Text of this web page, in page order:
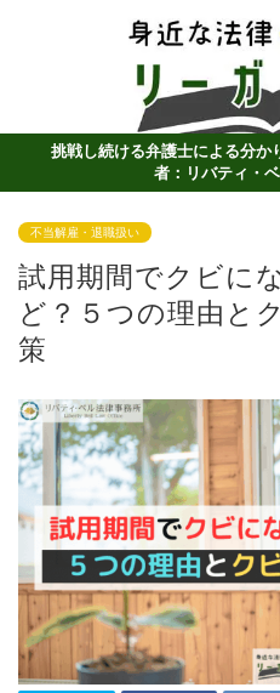
挑戦し続ける弁護士による分か
者：リバティ・ベ
不当解雇・退職扱い
試用期間でクビに
ど？５つの理由と
策